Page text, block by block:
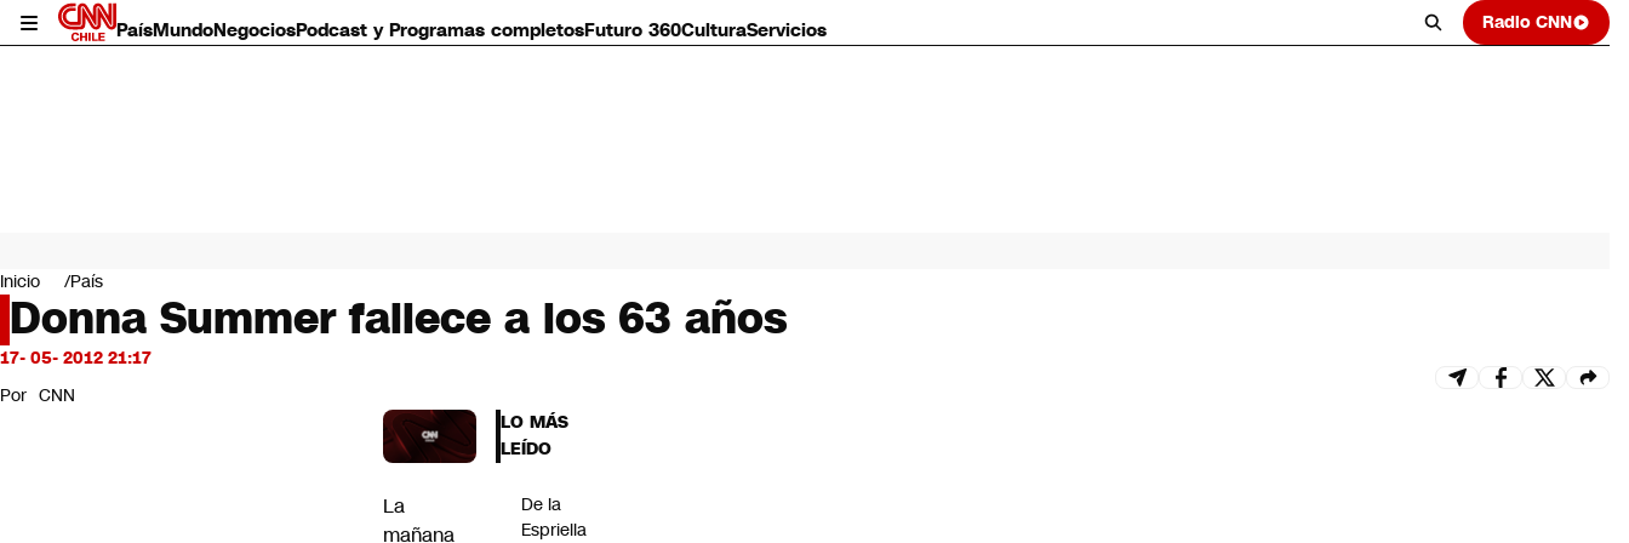
PaísMundoNegociosPodcast y Programas completosFuturo 360CulturaServicios Radio CNN
Mundo
Negocios
Deportes
Programas completos
Servicios
Inicio País
Donna Summer fallece a los 63 años
17- 05- 2012 21:17
Por CNN
La
mañana
LO MÁS
LEÍDO
De la
Espriella